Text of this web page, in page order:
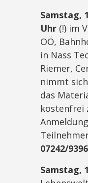
Samstag,
Uhr (!) im
OÖ,
in Nass
Riemer,
nimmt
das
kostenfrei
07242/
Samstag,